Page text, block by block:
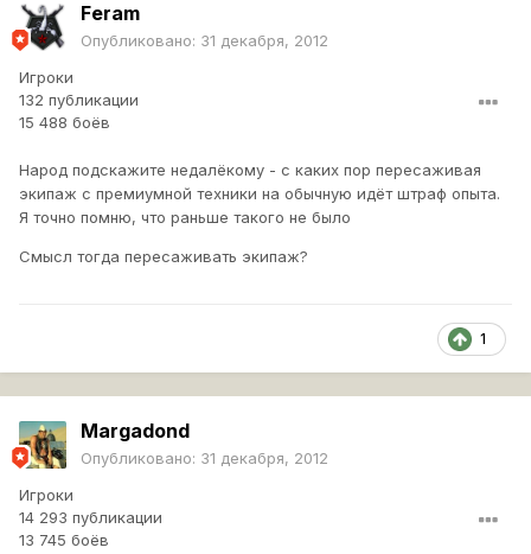
Feram
Опубликовано: 31 декабря, 2012
Игроки
132 публикации
15 488 боёв
Народ подскажите недалёкому - с каких пор пересаживая
экипаж с премиумной техники на обычную идёт штраф опыта.
Я точно помню, что раньше такого не было
Смысл тогда пересаживать экипаж?
1
Margadond
Опубликовано: 31 декабря, 2012
Игроки
14 293 публикации
13 745 боёв